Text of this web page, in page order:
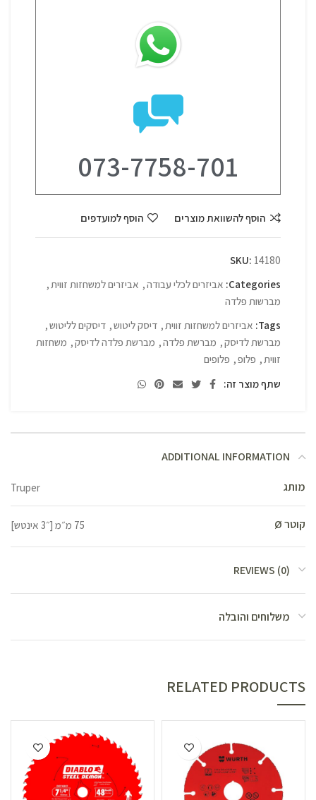
073-7758-701
הוסף להשוואת מוצרים הוסף למועדפים
SKU: 14180
Categories: אביזרים לכלי עבודה, אביזרים למשחזות זווית,
מברשות פלדה
Tags: אביזרים למשחזות זווית, דיסק ליטוש, דיסקים לליטוש,
מברשת לדיסק, מברשת פלדה, מברשת פלדה לדיסק, משחזות
זווית, פלופ, פלופים
שתף מוצר זה:
ADDITIONAL INFORMATION
מותג Truper
קוטר Ø 75 מ״מ [״3 אינטש]
REVIEWS (0)
משלוחים והובלה
RELATED PRODUCTS